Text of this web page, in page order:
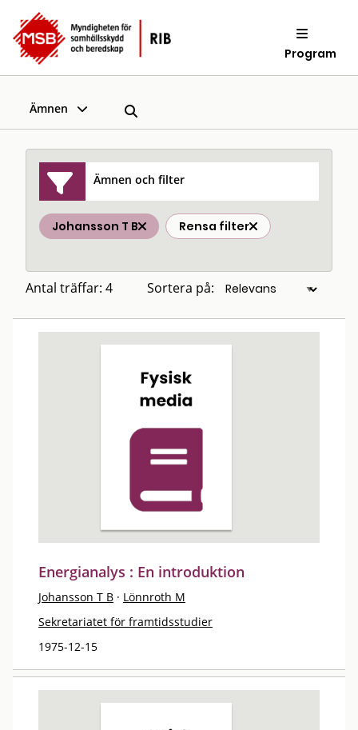
Program
Ämnen
Ämnen och filter
Johansson T B Rensa filter
Antal träffar: 4 Sortera på:
Energianalys : En introduktion
Johansson T B · Lönnroth M
Sekretariatet för framtidsstudier
1975-12-15